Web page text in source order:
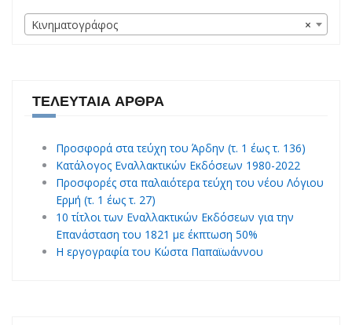
×
Κινηματογράφος
ΤΕΛΕΥΤΑΊΑ ΆΡΘΡΑ
Προσφορά στα τεύχη του Άρδην (τ. 1 έως τ. 136)
Κατάλογος Εναλλακτικών Εκδόσεων 1980-2022
Προσφορές στα παλαιότερα τεύχη του νέου Λόγιου
Ερμή (τ. 1 έως τ. 27)
10 τίτλοι των Εναλλακτικών Εκδόσεων για την
Επανάσταση του 1821 με έκπτωση 50%
Η εργογραφία του Κώστα Παπαϊωάννου